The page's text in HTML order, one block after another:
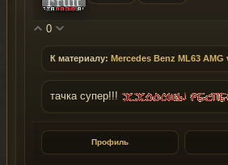
0
К материалу: Mercedes Benz ML63 AMG
тачка супер!!!
Профиль